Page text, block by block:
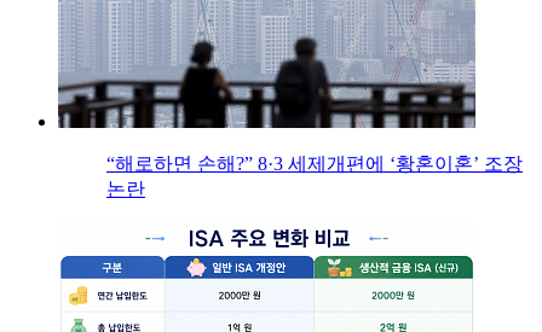
“해로하면 손해?” 8·3 세제개편에 ‘황혼이혼’ 조장
논란